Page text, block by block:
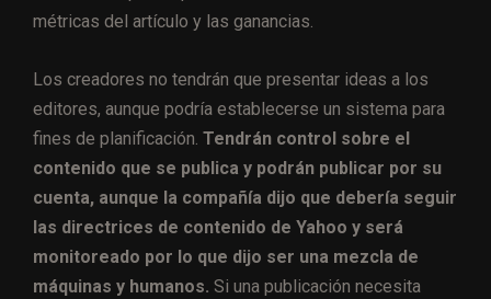
métricas del artículo y las ganancias.
Los creadores no tendrán que presentar ideas a los
editores, aunque podría establecerse un sistema para
fines de planificación. Tendrán control sobre el
contenido que se publica y podrán publicar por su
cuenta, aunque la compañía dijo que debería seguir
las directrices de contenido de Yahoo y será
monitoreado por lo que dijo ser una mezcla de
máquinas y humanos. Si una publicación necesita